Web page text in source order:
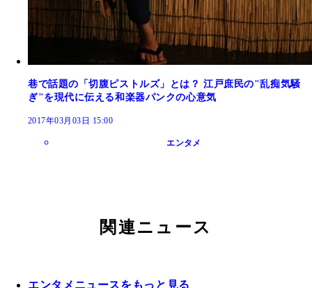
巷で話題の「切腹ピストルズ」とは？ 江戸庶民の"乱痴気騒
ぎ"を現代に伝える和楽器パンクの心意気
2017年03月03日 15:00
エンタメ
関連ニュース
エンタメニュースをもっと見る